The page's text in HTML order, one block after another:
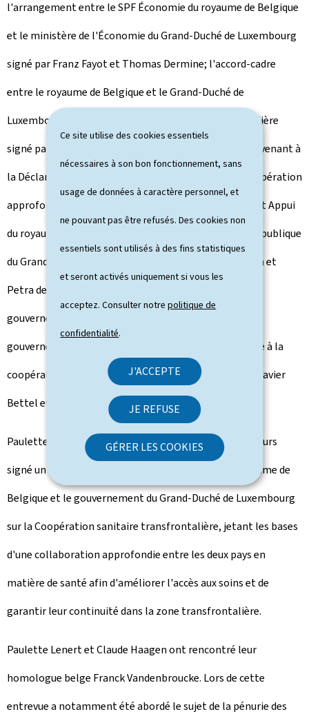
Ce site utilise des cookies essentiels
nécessaires à son bon fonctionnement, sans
usage de données à caractère personnel, et
ne pouvant pas être refusés. Des cookies non
essentiels sont utilisés à des fins statistiques
et seront activés uniquement si vous les
acceptez. Consulter notrepolitique de
confidentialité.
J'ACCEPTE
JE REFUSE
GÉRER LES COOKIES
l'arrangement entre le SPF Économie du royaume de Belgique
et le ministère de l'Économie du Grand-Duché de Luxembourg
signé par Franz Fayot et Thomas Dermine; l'accord-cadre
entre le royaume de Belgique et le Grand-Duché de
Luxembourg sur la coopération sanitaire transfrontalière
signé par Paulette Lenert et Frank Vandenbroucke; l'avenant à
la Déclaration d'intention ayant pour objectif une coopération
approfondie entre le Service public fédéral Stratégie et Appui
du royaume de Belgique et le ministère de la Fonction publique
du Grand-Duché de Luxembourg signé par Marc Hansen et
Petra de Sutter et la déclaration d'intention entre le
gouvernement du Grand-Duché de Luxembourg et le
gouvernement fédéral du royaume de Belgique relative à la
coopération dans le domaine du numérique signé par Xavier
Bettel et Mathieu Michel.
Paulette Lenert et Franck Vandenbroucke ont par ailleurs
signé un accord-cadre entre le gouvernement du royaume de
Belgique et le gouvernement du Grand-Duché de Luxembourg
sur la Coopération sanitaire transfrontalière, jetant les bases
d'une collaboration approfondie entre les deux pays en
matière de santé afin d'améliorer l'accès aux soins et de
garantir leur continuité dans la zone transfrontalière.
Paulette Lenert et Claude Haagen ont rencontré leur
homologue belge Franck Vandenbroucke. Lors de cette
entrevue a notamment été abordé le sujet de la pénurie des